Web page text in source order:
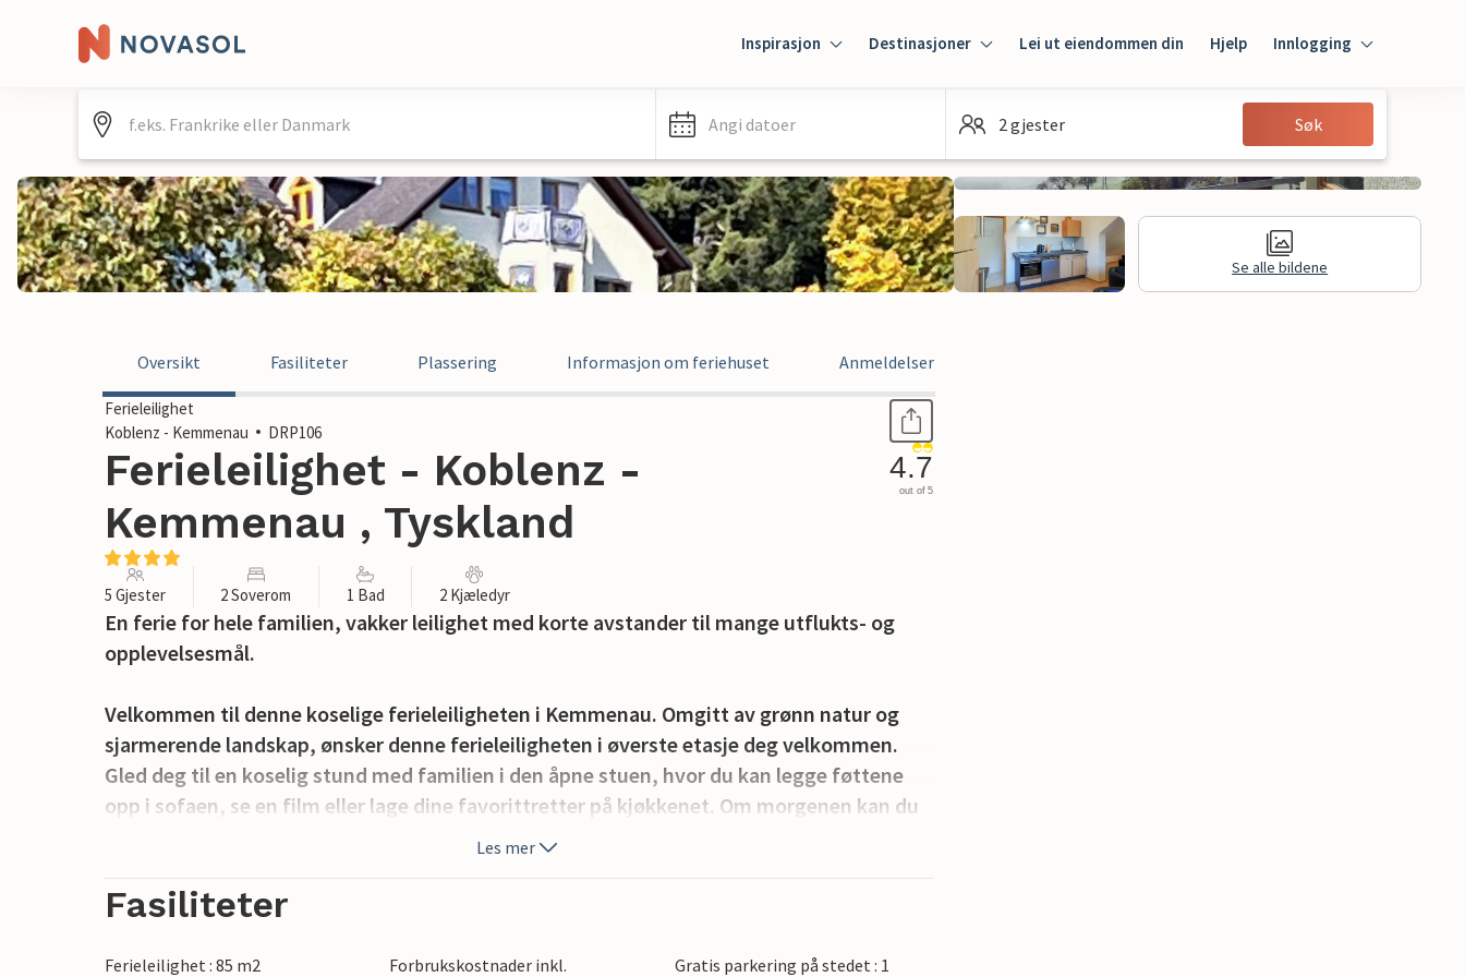
Inspirasjon Destinasjoner Lei ut eiendommen din Hjelp Innlogging
Innlogging
Gjest
Angi datoer 2 gjester Søk
Se alle bildene
Oversikt Fasiliteter Plassering Informasjon om feriehuset Anmeldelser
Ferieleilighet
Koblenz - Kemmenau
DRP106
Ferieleilighet - Koblenz -
Kemmenau , Tyskland
4.7
out of 5
5 Gjester 2 Soverom 1 Bad 2 Kjæledyr
En ferie for hele familien, vakker leilighet med korte avstander til mange utflukts- og
opplevelsesmål.
Velkommen til denne koselige ferieleiligheten i Kemmenau. Omgitt av grønn natur og
sjarmerende landskap, ønsker denne ferieleiligheten i øverste etasje deg velkommen.
Gled deg til en koselig stund med familien i den åpne stuen, hvor du kan legge føttene
opp i sofaen, se en film eller lage dine favorittretter på kjøkkenet. Om morgenen kan du
nyte kaffen på balkongen og oppleve den fantastiske utsikten. Du kan også se frem til en
sommerkvelder med utendørs brettspill.
Utforsk området rundt. Kemmenau er også kjent som solterrassen over Lahndalen, og er
Les mer
Fasiliteter
Ferieleilighet : 85 m2 Forbrukskostnader inkl.
Gratis parkering på stedet : 1